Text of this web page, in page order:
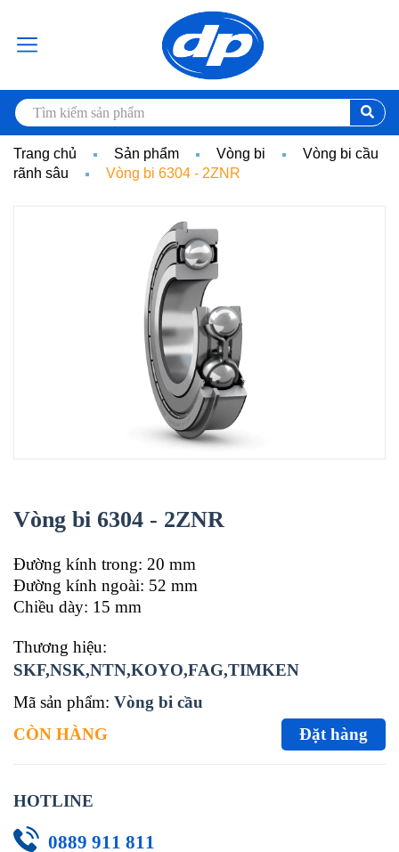
Trang chủ Sản phẩm Vòng bi
Vòng bi cầu
rãnh sâu
Vòng bi 6304 - 2ZNR
Vòng bi 6304 - 2ZNR
Đường kính trong: 20 mm
Đường kính ngoài: 52 mm
Chiều dày: 15 mm
Thương hiệu:
SKF,NSK,NTN,KOYO,FAG,TIMKEN
Mã sản phẩm: Vòng bi cầu
CÒN HÀNG
Đặt hàng
HOTLINE
0889 911 811